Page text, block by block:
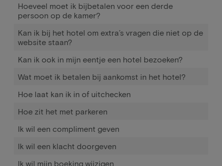
Hoeveel moet ik bijbetalen voor een derde
persoon op de kamer?
Kan ik bij het hotel om extra’s vragen die niet op de
website staan?
Kan ik ook in mijn eentje een hotel bezoeken?
Wat moet ik betalen bij aankomst in het hotel?
Hoe laat kan ik in of uitchecken
Hoe zit het met parkeren
Ik wil een compliment geven
Ik wil een klacht doorgeven
Ik wil mijn boeking wijzigen